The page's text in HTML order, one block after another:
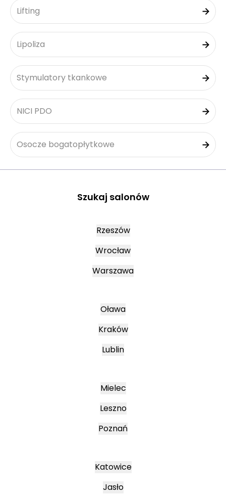
Lifting
Lipoliza
Stymulatory tkankowe
NICI PDO
Osocze bogatopłytkowe
Szukaj salonów
Rzeszów
Wrocław
Warszawa
Oława
Kraków
Lublin
Mielec
Leszno
Poznań
Katowice
Jasło